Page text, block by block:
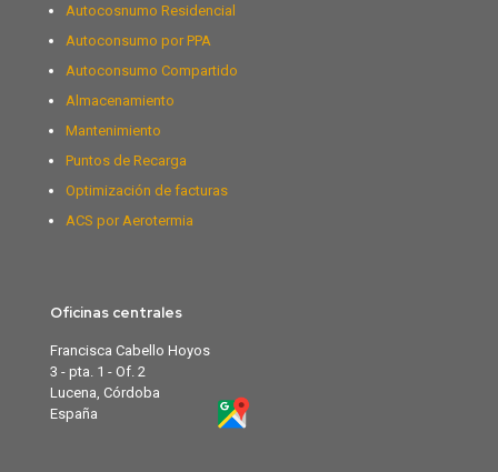
Autocosnumo Residencial
Autoconsumo por PPA
Autoconsumo Compartido
Almacenamiento
Mantenimiento
Puntos de Recarga
Optimización de facturas
ACS por Aerotermia
Oficinas centrales
Francisca Cabello Hoyos
3 - pta. 1 - Of. 2
Lucena, Córdoba
España